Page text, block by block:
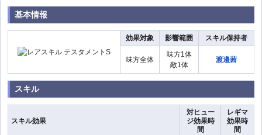
基本情報
効果対象 影響範囲 スキル保持者
味方全体
味方1体
敵1体
渡邉茜
スキル
スキル効果
対ヒュー
ジ効果時
間
レギマ
効果時
間